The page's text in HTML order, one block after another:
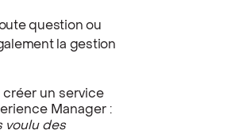
question ou
la gestion
créer un service
Manager :
voulu des